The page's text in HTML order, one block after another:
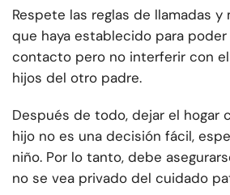
Respete las reglas de llamadas
que haya establecido para
contacto pero no interferir con
hijos del otro padre.
Después de todo, dejar el hogar
hijo no es una decisión fácil,
niño. Por lo tanto, debe
no se vea privado del cuidado